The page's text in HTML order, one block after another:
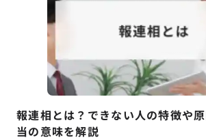
報連相とは？できない人の特徴や
当の意味を解説